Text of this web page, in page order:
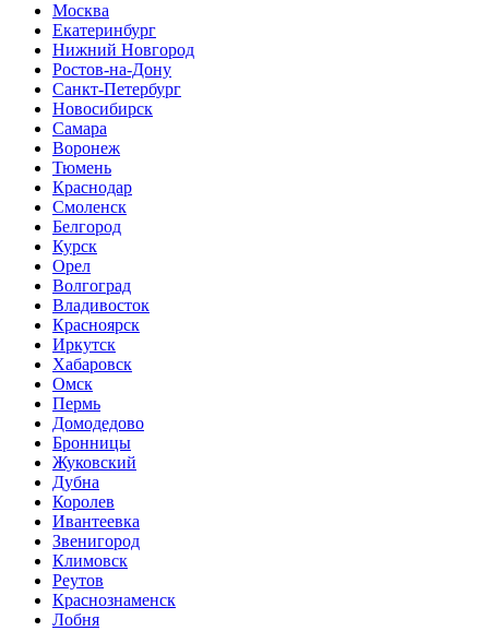
Москва
Екатеринбург
Нижний Новгород
Ростов-на-Дону
Санкт-Петербург
Новосибирск
Самара
Воронеж
Тюмень
Краснодар
Смоленск
Белгород
Курск
Орел
Волгоград
Владивосток
Красноярск
Иркутск
Хабаровск
Омск
Пермь
Домодедово
Бронницы
Жуковский
Дубна
Королев
Ивантеевка
Звенигород
Климовск
Реутов
Краснознаменск
Лобня